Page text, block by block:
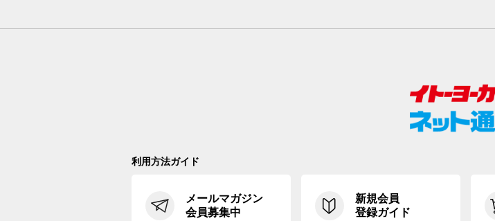
利用方法ガイド
メールマガジン
会員募集中
新規会員
登録ガイド